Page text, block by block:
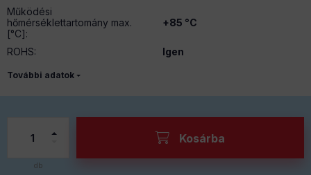
Működési
hőmérséklettartomány max.
[°C]:
+85 °C
ROHS: Igen
További adatok
db
Kosárba